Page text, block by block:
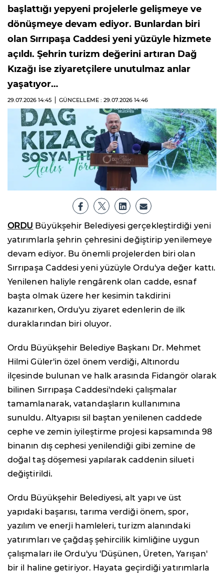
başlattığı yepyeni projelerle gelişmeye ve
dönüşmeye devam ediyor. Bunlardan biri
olan Sırrıpaşa Caddesi yeni yüzüyle hizmete
açıldı. Şehrin turizm değerini artıran Dağ
Kızağı ise ziyaretçilere unutulmaz anlar
yaşatıyor…
29.07.2026 14:45 GÜNCELLEME : 29.07.2026 14:46
ORDU Büyükşehir Belediyesi gerçekleştirdiği yeni
yatırımlarla şehrin çehresini değiştirip yenilemeye
devam ediyor. Bu önemli projelerden biri olan
Sırrıpaşa Caddesi yeni yüzüyle Ordu'ya değer kattı.
Yenilenen haliyle rengârenk olan cadde, esnaf
başta olmak üzere her kesimin takdirini
kazanırken, Ordu'yu ziyaret edenlerin de ilk
duraklarından biri oluyor.
Ordu Büyükşehir Belediye Başkanı Dr. Mehmet
Hilmi Güler'in özel önem verdiği, Altınordu
ilçesinde bulunan ve halk arasında Fidangör olarak
bilinen Sırrıpaşa Caddesi'ndeki çalışmalar
tamamlanarak, vatandaşların kullanımına
sunuldu. Altyapısı sil baştan yenilenen caddede
cephe ve zemin iyileştirme projesi kapsamında 98
binanın dış cephesi yenilendiği gibi zemine de
doğal taş döşemesi yapılarak caddenin silueti
değiştirildi.
Ordu Büyükşehir Belediyesi, alt yapı ve üst
yapıdaki başarısı, tarıma verdiği önem, spor,
yazılım ve enerji hamleleri, turizm alanındaki
yatırımları ve çağdaş şehircilik kimliğine uygun
çalışmaları ile Ordu'yu 'Düşünen, Üreten, Yarışan'
bir il haline getiriyor. Hayata geçirdiği yatırımlarla